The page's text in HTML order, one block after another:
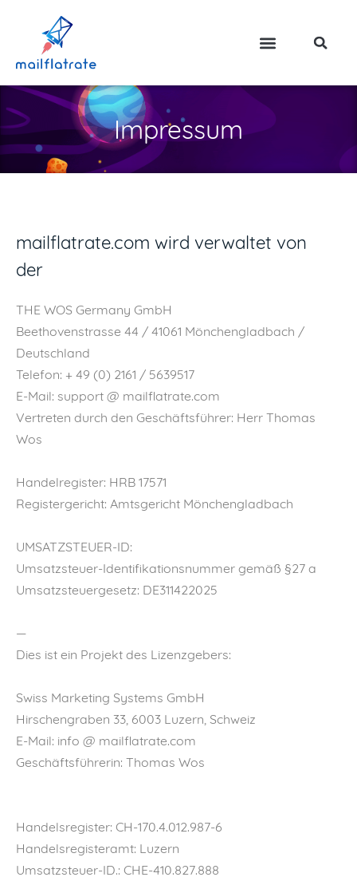
Impressum
mailflatrate.com wird verwaltet von
der
THE WOS Germany GmbH
Beethovenstrasse 44 / 41061 Mönchengladbach /
Deutschland
Telefon: + 49 (0) 2161 / 5639517
E-Mail: support @ mailflatrate.com
Vertreten durch den Geschäftsführer: Herr Thomas
Wos
Handelregister: HRB 17571
Registergericht: Amtsgericht Mönchengladbach
UMSATZSTEUER-ID:
Umsatzsteuer-Identifikationsnummer gemäß §27 a
Umsatzsteuergesetz: DE311422025
—
Dies ist ein Projekt des Lizenzgebers:
Swiss Marketing Systems GmbH
Hirschengraben 33, 6003 Luzern, Schweiz
E-Mail: info @ mailflatrate.com
Geschäftsführerin: Thomas Wos
Handelsregister: CH-170.4.012.987-6
Handelsregisteramt: Luzern
Umsatzsteuer-ID.: CHE-410.827.888